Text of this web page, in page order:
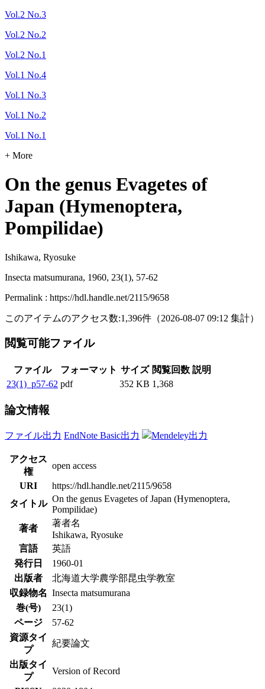
Vol.2 No.3
Vol.2 No.2
Vol.2 No.1
Vol.1 No.4
Vol.1 No.3
Vol.1 No.2
Vol.1 No.1
+ More
On the genus Evagetes of
Japan (Hymenoptera,
Pompilidae)
Ishikawa, Ryosuke
Insecta matsumurana, 1960, 23(1), 57-62
Permalink : https://hdl.handle.net/2115/9658
このアイテムのアクセス数:1,396件 （2026-08-07 09:12 集計）
閲覧可能ファイル
ファイル フォーマット サイズ 閲覧回数 説明
23(1)_p57-62 pdf 352 KB 1,368
論文情報
ファイル出力 EndNote Basic出力 Mendeley出力
アクセス
権
open access
URI
https://hdl.handle.net/2115/9658
タイトル On the genus Evagetes of Japan (Hymenoptera,
Pompilidae)
著者
著者名
Ishikawa, Ryosuke
言語
英語
発行日
1960-01
出版者
北海道大学農学部昆虫学教室
収録物名 Insecta matsumurana
巻(号)
23(1)
ページ
57-62
資源タイ
プ
紀要論文
出版タイ
プ
Version of Record